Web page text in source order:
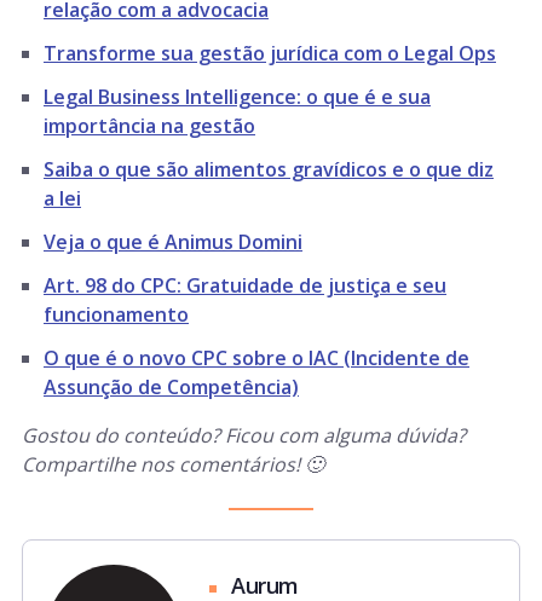
relação com a advocacia
Transforme sua gestão jurídica com o Legal Ops
Legal Business Intelligence: o que é e sua
importância na gestão
Saiba o que são alimentos gravídicos e o que diz
a lei
Veja o que é Animus Domini
Art. 98 do CPC: Gratuidade de justiça e seu
funcionamento
O que é o novo CPC sobre o IAC (Incidente de
Assunção de Competência)
Gostou do conteúdo? Ficou com alguma dúvida?
Compartilhe nos comentários! 🙂
Aurum